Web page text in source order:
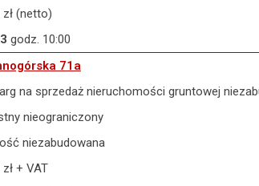
(netto)
godz. 10:00
71a
na sprzedaż nieruchomości gruntowej
nieograniczony
niezabudowana
+ VAT